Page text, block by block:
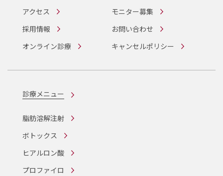
アクセス
モニター募集
採用情報
お問い合わせ
オンライン診療
キャンセルポリシー
診療メニュー
脂肪溶解注射
ボトックス
ヒアルロン酸
プロファイロ